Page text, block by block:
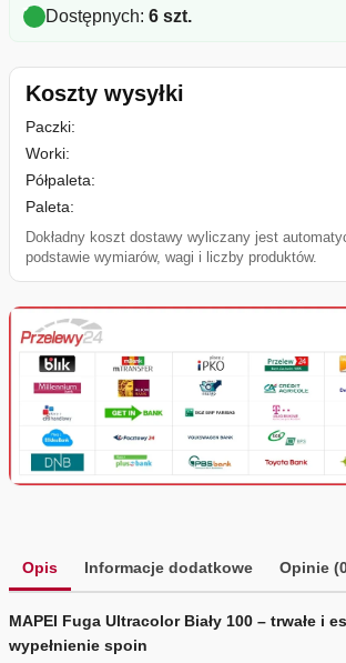
Dostępnych: 6 szt.
Koszty wysyłki
Paczki:
Worki:
Półpaleta:
Paleta:
Dokładny koszt dostawy wyliczany jest
podstawie wymiarów, wagi i liczby produktów.
Opis Informacje dodatkowe Opinie
MAPEI Fuga Ultracolor Biały 100 – trwałe i
wypełnienie spoin